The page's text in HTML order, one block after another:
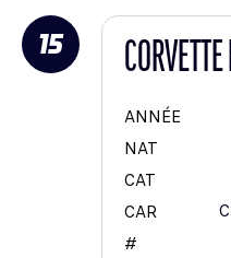
15
ANNÉE
NAT
CAT
CAR
#